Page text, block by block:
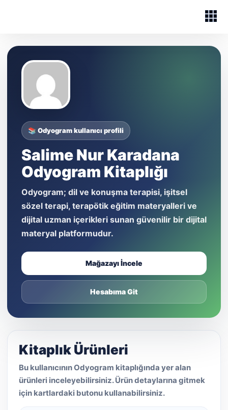
📚 Odyogram kullanıcı profili
Salime Nur Karadana
Odyogram Kitaplığı
Odyogram; dil ve konuşma terapisi, işitsel
sözel terapi, terapötik eğitim materyalleri ve
dijital uzman içerikleri sunan güvenilir bir dijital
materyal platformudur.
Mağazayı İncele
Hesabıma Git
Kitaplık Ürünleri
Bu kullanıcının Odyogram kitaplığında yer alan
ürünleri inceleyebilirsiniz. Ürün detaylarına gitmek
için kartlardaki butonu kullanabilirsiniz.